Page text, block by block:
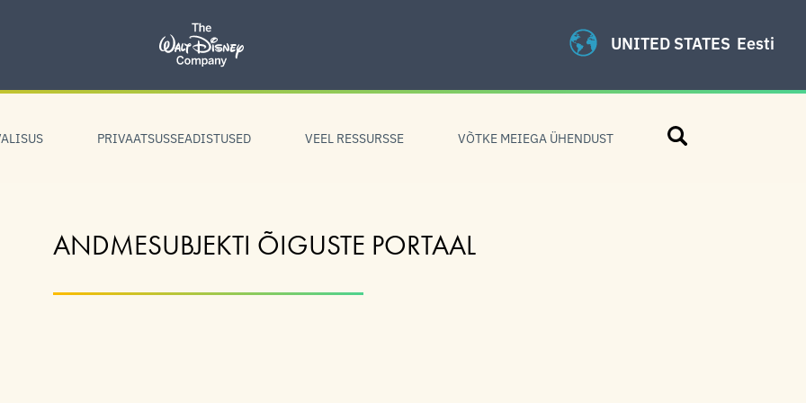
UNITED STATES Eesti
PRIVAATSUSSEADISTUSED VEEL RESSURSSE VÕTKE MEIEGA ÜHENDUST Otsing
ANDMESUBJEKTI ÕIGUSTE PORTAAL